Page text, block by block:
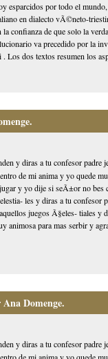
esparcidos por todo el
en dialecto vÃ©neto-
confianza de que solo la
va precedido por la
dos textos resumen los
y diras a tu confesor
de mi anima y yo quede
y yo dije si seÃ±or no bes
les y diras a tu confesor
juegos Ã§eles- tiales y
para mas serbir y
Domenge.
y diras a tu confesor